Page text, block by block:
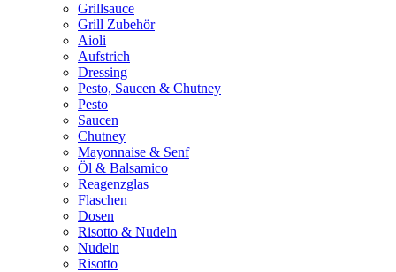
Grillsauce
Grill Zubehör
Aioli
Aufstrich
Dressing
Pesto, Saucen & Chutney
Pesto
Saucen
Chutney
Mayonnaise & Senf
Öl & Balsamico
Reagenzglas
Flaschen
Dosen
Risotto & Nudeln
Nudeln
Risotto